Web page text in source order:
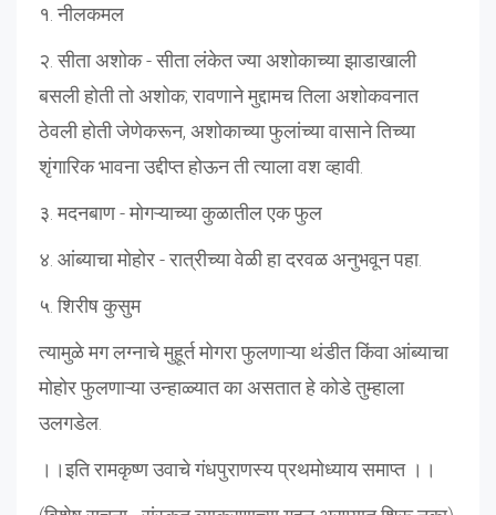
१. नीलकमल
२. सीता अशोक - सीता लंकेत ज्या अशोकाच्या झाडाखाली
बसली होती तो अशोक; रावणाने मुद्दामच तिला अशोकवनात
ठेवली होती जेणेकरून, अशोकाच्या फुलांच्या वासाने तिच्या
शृंगारिक भावना उद्दीप्त होऊन ती त्याला वश व्हावी.
३. मदनबाण - मोगऱ्याच्या कुळातील एक फुल
४. आंब्याचा मोहोर - रात्रीच्या वेळी हा दरवळ अनुभवून पहा.
५. शिरीष कुसुम
त्यामुळे मग लग्नाचे मुहूर्त मोगरा फुलणाऱ्या थंडीत किंवा आंब्याचा
मोहोर फुलणाऱ्या उन्हाळ्यात का असतात हे कोडे तुम्हाला
उलगडेल.
।।इति रामकृष्ण उवाचे गंधपुराणस्य प्रथमोध्याय समाप्त ।।